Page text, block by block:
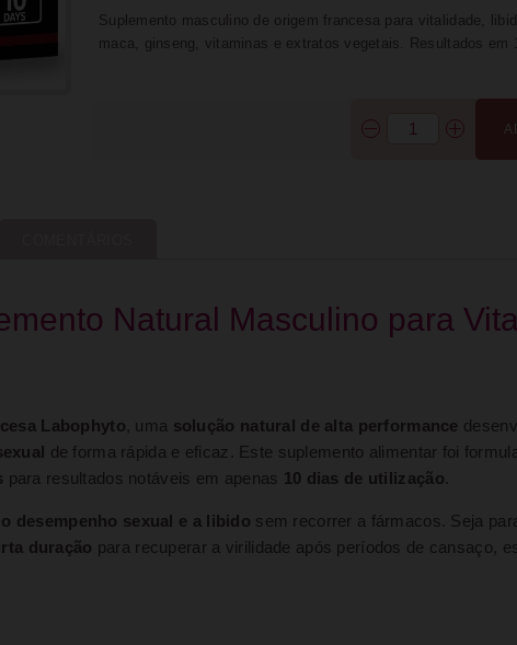
Suplemento masculino de origem francesa para vitalidade,
maca, ginseng, vitaminas e extratos vegetais. Resultados em
Natural Masculino para
Labophyto, uma solução natural de alta performance
de forma rápida e eficaz. Este suplemento alimentar foi
para resultados notáveis em apenas 10 dias de utilização
desempenho sexual e a libido sem recorrer a fármacos. Seja
duração para recuperar a virilidade após períodos de cansaço,